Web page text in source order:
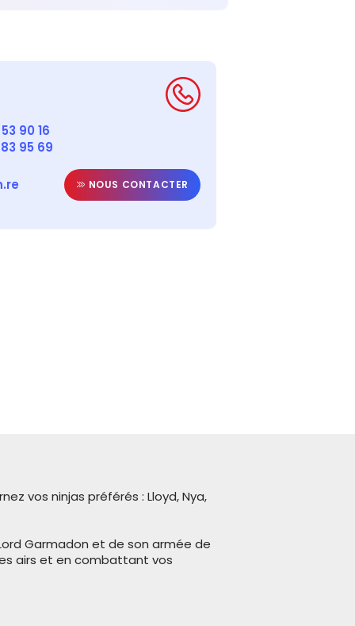
90 16
95 69
NOUS CONTACTER
vos ninjas préférés : Lloyd, Nya,
Garmadon et de son armée de
airs et en combattant vos